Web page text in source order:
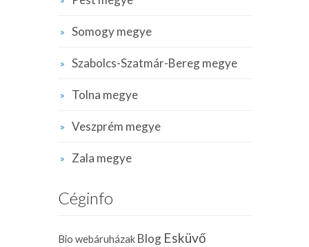
Somogy megye
Szabolcs-Szatmár-Bereg megye
Tolna megye
Veszprém megye
Zala megye
Céginfo
Bio webáruházak Blog Esküvő